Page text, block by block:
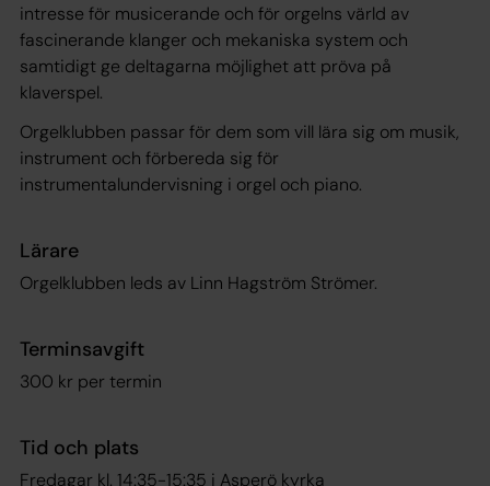
intresse för musicerande och för orgelns värld av
fascinerande klanger och mekaniska system och
samtidigt ge deltagarna möjlighet att pröva på
klaverspel.
Orgelklubben passar för dem som vill lära sig om musik,
instrument och förbereda sig för
instrumentalundervisning i orgel och piano.
Lärare
Orgelklubben leds av Linn Hagström Strömer.
Terminsavgift
300 kr per termin
Tid och plats
Fredagar kl. 14:35-15:35 i Asperö kyrka